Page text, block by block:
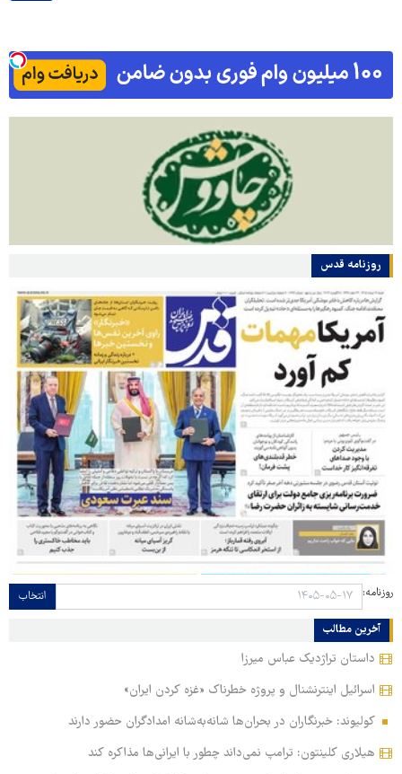
روزنامه قدس
روزنامه: انتخاب
آخرین مطالب
داستان تراژدیک عباس میرزا
اسرائیل اینترنشنال و پروژه خطرناک «غزه کردن ایران»
کولیوند: خبرنگاران در بحران‌ها شانه‌به‌شانه امدادگران حضور دارند
هیلاری کلینتون: ترامپ نمی‌داند چطور با ایرانی‌ها مذاکره کند